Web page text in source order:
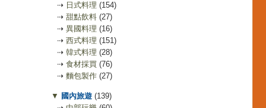
⇢ 日式料理 (154)
⇢ 甜點飲料 (27)
⇢ 異國料理 (16)
⇢ 西式料理 (151)
⇢ 韓式料理 (28)
⇢ 食材採買 (76)
⇢ 麵包製作 (27)
▼ 國內旅遊 (139)